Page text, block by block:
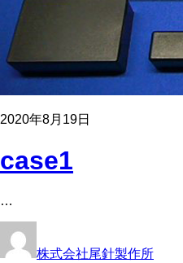
2020年8月19日
case1
…
株式会社尾針製作所